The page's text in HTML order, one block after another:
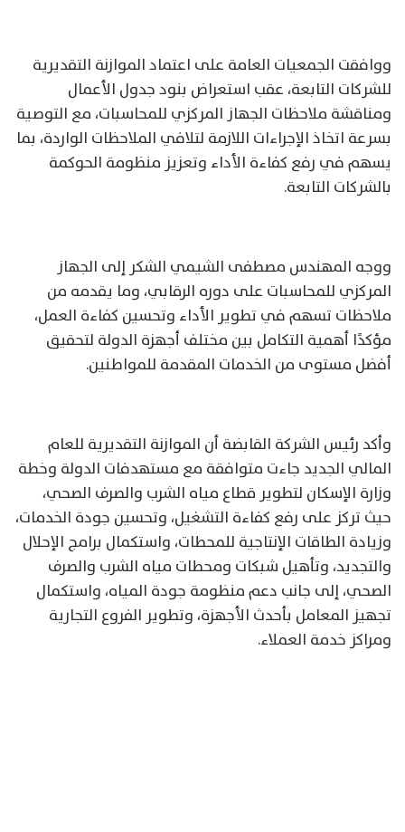
ووافقت الجمعيات العامة على اعتماد الموازنة التقديرية
للشركات التابعة، عقب استعراض بنود جدول الأعمال
ومناقشة ملاحظات الجهاز المركزي للمحاسبات، مع التوصية
بسرعة اتخاذ الإجراءات اللازمة لتلافي الملاحظات الواردة، بما
يسهم في رفع كفاءة الأداء وتعزيز منظومة الحوكمة
بالشركات التابعة.
ووجه المهندس مصطفى الشيمي الشكر إلى الجهاز
المركزي للمحاسبات على دوره الرقابي، وما يقدمه من
ملاحظات تسهم في تطوير الأداء وتحسين كفاءة العمل،
مؤكدًا أهمية التكامل بين مختلف أجهزة الدولة لتحقيق
أفضل مستوى من الخدمات المقدمة للمواطنين.
وأكد رئيس الشركة القابضة أن الموازنة التقديرية للعام
المالي الجديد جاءت متوافقة مع مستهدفات الدولة وخطة
وزارة الإسكان لتطوير قطاع مياه الشرب والصرف الصحي،
حيث تركز على رفع كفاءة التشغيل، وتحسين جودة الخدمات،
وزيادة الطاقات الإنتاجية للمحطات، واستكمال برامج الإحلال
والتجديد، وتأهيل شبكات ومحطات مياه الشرب والصرف
الصحي، إلى جانب دعم منظومة جودة المياه، واستكمال
تجهيز المعامل بأحدث الأجهزة، وتطوير الفروع التجارية
ومراكز خدمة العملاء.